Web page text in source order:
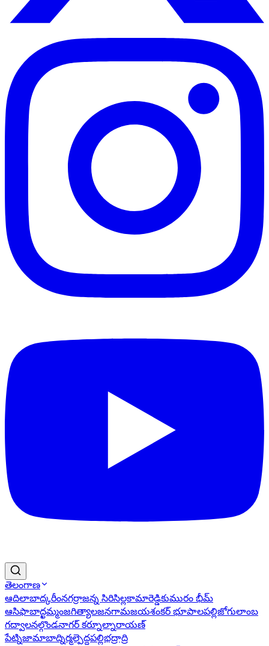
తెలంగాణ
ఆదిలాబాద్కరీంనగర్రాజన్న సిరిసిల్లకామారెడ్డికుమురం భీమ్
ఆసిఫాబాద్ఖమ్మంజగిత్యాలజనగామజయశంకర్ భూపాలపల్లిజోగులాంబ
గద్వాలనల్గొండనాగర్ కర్నూల్నారాయణ్
పేట్నిజామాబాద్నిర్మల్పెద్దపల్లిభద్రాద్రి